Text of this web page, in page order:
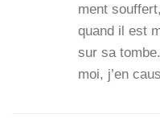
ment
quand il est
sur sa
moi, j’en